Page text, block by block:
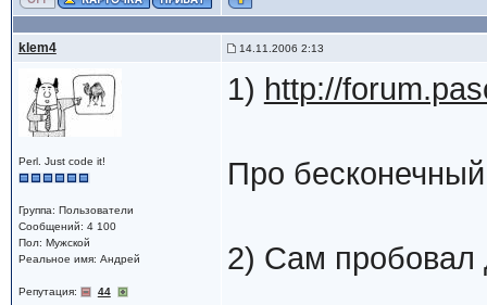
klem4 14.11.2006 2:13
Perl. Just code it!
Группа: Пользователи
Сообщений: 4 100
Пол: Мужской
Реальное имя: Андрей
Репутация: 44
1) http://
Про
2) Сам пробовал